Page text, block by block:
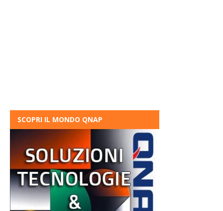
SCOPRI IL MONDO QNAP